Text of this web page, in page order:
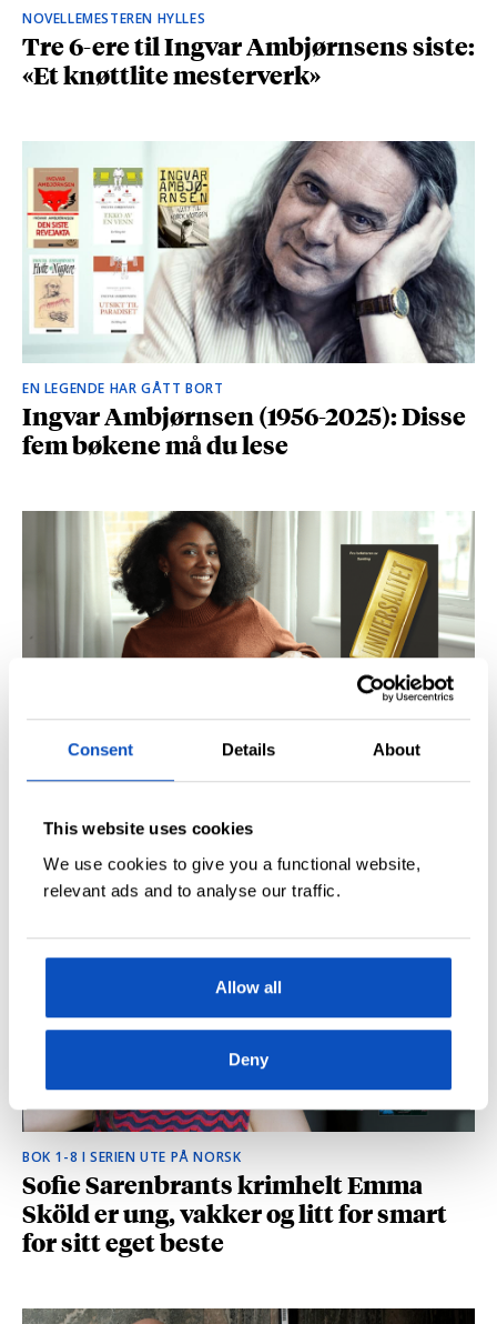
Consent Details About
This website uses cookies
We use cookies to give you a functional website,
relevant ads and to analyse our traffic.
Allow all
Deny
NOVELLEMESTEREN HYLLES
Tre 6-ere til Ingvar Ambjørnsens siste:
«Et knøttlite mesterverk»
EN LEGENDE HAR GÅTT BORT
Ingvar Ambjørnsen (1956-2025): Disse
fem bøkene må du lese
BRITISK STJERNESKUDD
Kåret til en av Storbritannias beste
unge forfattere: – Fantastisk å høre
hvilke deler som fikk folk til å le høyt
BOK 1-8 I SERIEN UTE PÅ NORSK
Sofie Sarenbrants krimhelt Emma
Sköld er ung, vakker og litt for smart
for sitt eget beste